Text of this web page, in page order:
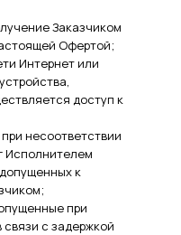
Заказчиком
Офертой;
Интернет или
доступ к
несоответствии
Исполнителем
к
при
с задержкой